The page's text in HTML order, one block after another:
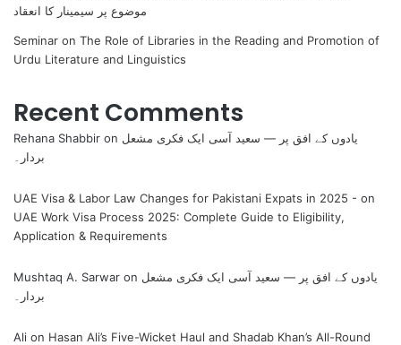
موضوع پر سیمینار کا انعقاد
Seminar on The Role of Libraries in the Reading and Promotion of
Urdu Literature and Linguistics
Recent Comments
Rehana Shabbir on یادوں کے افق پر — سعید آسی ایک فکری مشعل
بردار۔
UAE Visa & Labor Law Changes for Pakistani Expats in 2025 - on
UAE Work Visa Process 2025: Complete Guide to Eligibility,
Application & Requirements
Mushtaq A. Sarwar on یادوں کے افق پر — سعید آسی ایک فکری مشعل
بردار۔
Ali on Hasan Ali’s Five-Wicket Haul and Shadab Khan’s All-Round